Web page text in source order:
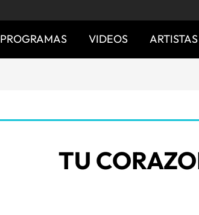
PROGRAMAS VIDEOS ARTISTAS
TU